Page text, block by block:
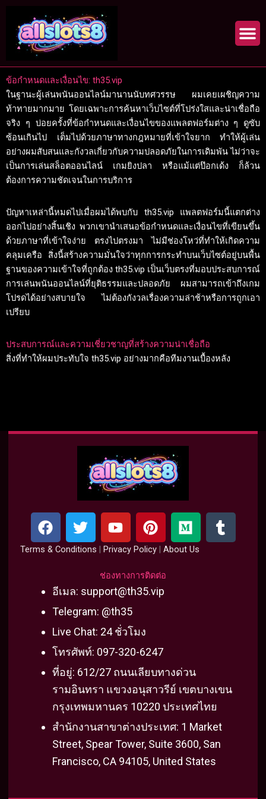
content
ข้อกำหนดและเงื่อนไข: th35.vip
ในฐานะผู้เล่นพนันออนไลน์มานานนับทศวรรษ ผมเคยเผชิญความ
ท้าทายมากมาย โดยเฉพาะการค้นหาเว็บไซต์ที่โปร่งใสและน่าเชื่อถือ
จริง ๆ บ่อยครั้งที่ข้อกำหนดและเงื่อนไขของแพลตฟอร์มต่าง ๆ ดูซับ
ซ้อนเกินไป เต็มไปด้วยภาษาทางกฎหมายที่เข้าใจยาก ทำให้ผู้เล่น
อย่างผมสับสนและกังวลเกี่ยวกับความปลอดภัยในการเดิมพัน ไม่ว่าจะ
เป็นการเล่นสล็อตออนไลน์ เกมยิงปลา หรือแม้แต่ป๊อกเด้ง ก็ล้วน
ต้องการความชัดเจนในการบริการ
ปัญหาเหล่านี้หมดไปเมื่อผมได้พบกับ th35.vip แพลตฟอร์มนี้แตกต่าง
ออกไปอย่างสิ้นเชิง พวกเขานำเสนอข้อกำหนดและเงื่อนไขที่เขียนขึ้น
ด้วยภาษาที่เข้าใจง่าย ตรงไปตรงมา ไม่มีช่องโหว่ที่ทำให้เกิดความ
คลุมเครือ สิ่งนี้สร้างความมั่นใจว่าทุกการกระทำบนเว็บไซต์อยู่บนพื้น
ฐานของความเข้าใจที่ถูกต้อง th35.vip เป็นเว็บตรงที่มอบประสบการณ์
การเล่นพนันออนไลน์ที่ยุติธรรมและปลอดภัย ผมสามารถเข้าถึงเกม
โปรดได้อย่างสบายใจ ไม่ต้องกังวลเรื่องความล่าช้าหรือการถูกเอา
เปรียบ
ประสบการณ์และความเชี่ยวชาญที่สร้างความน่าเชื่อถือ
สิ่งที่ทำให้ผมประทับใจ th35.vip อย่างมากคือทีมงานเบื้องหลัง
F
a
c
o
o
T
w
i
e
r
Y
o
u
u
b
e
P
i
n
e
r
M
e
d
T
u
Terms & Conditions | Privacy Policy | About Us
ช่องทางการติดต่อ
อีเมล: support@th35.vip
Telegram: @th35
Live Chat: 24 ชั่วโมง
โทรศัพท์: 097-320-6247
ที่อยู่: 612/27 ถนนเลียบทางด่วน
รามอินทรา แขวงอนุสาวรีย์ เขตบางเขน
กรุงเทพมหานคร 10220 ประเทศไทย
สำนักงานสาขาต่างประเทศ: 1 Market
Street, Spear Tower, Suite 3600, San
Francisco, CA 94105, United States